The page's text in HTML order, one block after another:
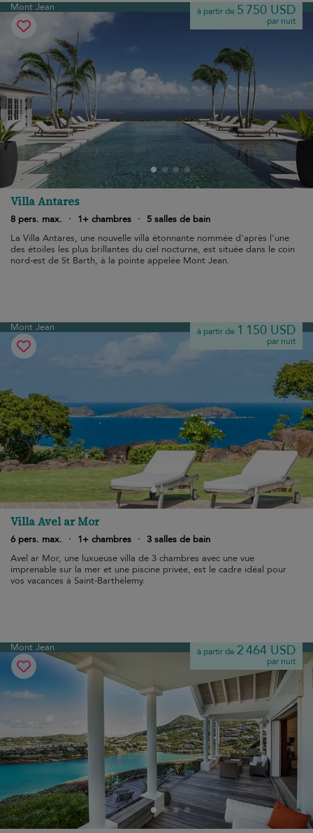
Mont Jean à partir de 5 750 USD
par nuit
Villa Antares
8 pers. max. · 1+ chambres ·
5 salles de bain
La Villa Antares, une nouvelle villa étonnante nommée d'après l'une
des étoiles les plus brillantes du ciel nocturne, est située dans le coin
nord-est de St Barth, à la pointe appelée Mont Jean.
Mont Jean à partir de 1 150 USD
par nuit
Villa Avel ar Mor
6 pers. max. · 1+ chambres · 3 salles de bain
Avel ar Mor, une luxueuse villa de 3 chambres avec une vue
imprenable sur la mer et une piscine privée, est le cadre idéal pour
vos vacances à Saint-Barthélemy.
Mont Jean à partir de 2 464 USD
par nuit